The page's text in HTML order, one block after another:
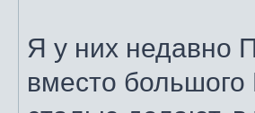
Я у них недавно
вместо